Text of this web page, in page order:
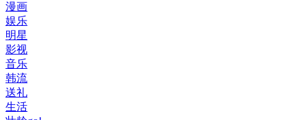
漫画
娱乐
明星
影视
音乐
韩流
送礼
生活